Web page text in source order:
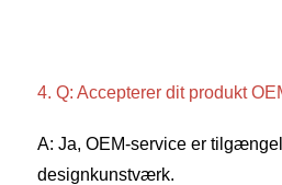
4. Q: Accepterer dit produkt
A: Ja, OEM-service er
designkunstværk.